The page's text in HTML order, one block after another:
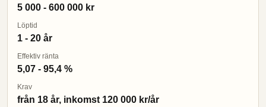
5 000 - 600 000 kr
Löptid
1 - 20 år
Effektiv ränta
5,07 - 95,4 %
Krav
från 18 år, inkomst 120 000 kr/år